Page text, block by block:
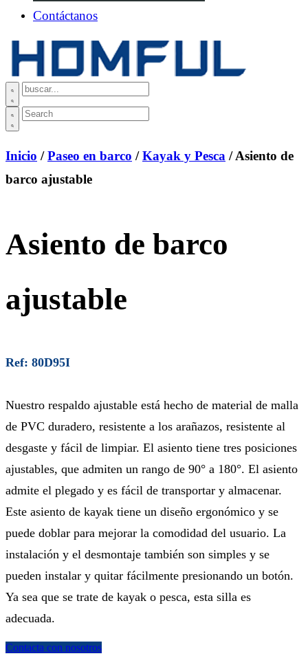
Contáctanos
Inicio /Paseo en barco /Kayak y Pesca / Asiento de
barco ajustable
Asiento de barco
ajustable
Ref: 80D95I
Nuestro respaldo ajustable está hecho de material de malla
de PVC duradero, resistente a los arañazos, resistente al
desgaste y fácil de limpiar. El asiento tiene tres posiciones
ajustables, que admiten un rango de 90° a 180°. El asiento
admite el plegado y es fácil de transportar y almacenar.
Este asiento de kayak tiene un diseño ergonómico y se
puede doblar para mejorar la comodidad del usuario. La
instalación y el desmontaje también son simples y se
pueden instalar y quitar fácilmente presionando un botón.
Ya sea que se trate de kayak o pesca, esta silla es
adecuada.
Contacta con nosotros